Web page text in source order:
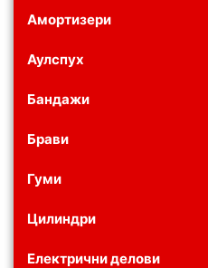
Амортизери
Аулспух
Бандажи
Брави
Гуми
Цилиндри
Електрични делови